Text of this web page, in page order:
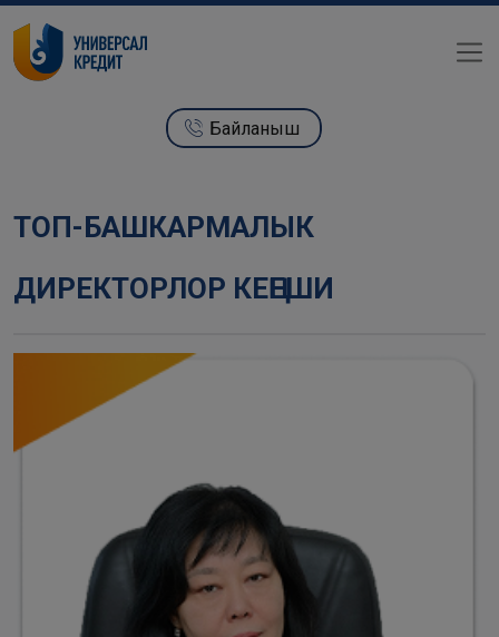
Байланыш
ТОП-БАШКАРМАЛЫК
ДИРЕКТОРЛОР КЕҢЕШИ